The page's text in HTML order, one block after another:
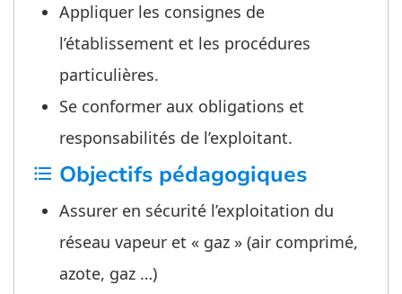
Appliquer les consignes de
l’établissement et les procédures
particulières.
Se conformer aux obligations et
responsabilités de l’exploitant.
format_list_bulleted Objectifs pédagogiques
Assurer en sécurité l’exploitation du
réseau vapeur et « gaz » (air comprimé,
azote, gaz …)